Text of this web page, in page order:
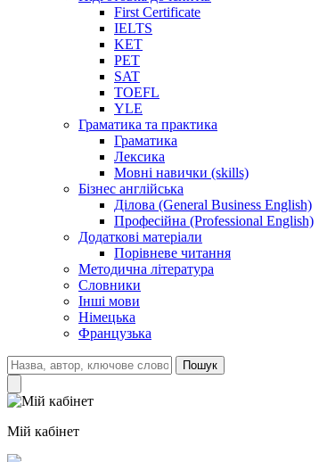
First Certificate
IELTS
KET
PET
SAT
TOEFL
YLE
Граматика та практика
Граматика
Лексика
Мовні навички (skills)
Бізнес англійська
Ділова (General Business English)
Професійна (Professional English)
Додаткові матеріали
Порівневе читання
Методична література
Словники
Інші мови
Німецька
Французька
Пошук
Мій кабінет